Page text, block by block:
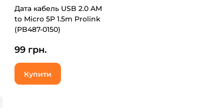
Дата кабель USB 2.0 AM
to Micro 5P 1.5m Prolink
(PB487-0150)
99 грн.
Купити